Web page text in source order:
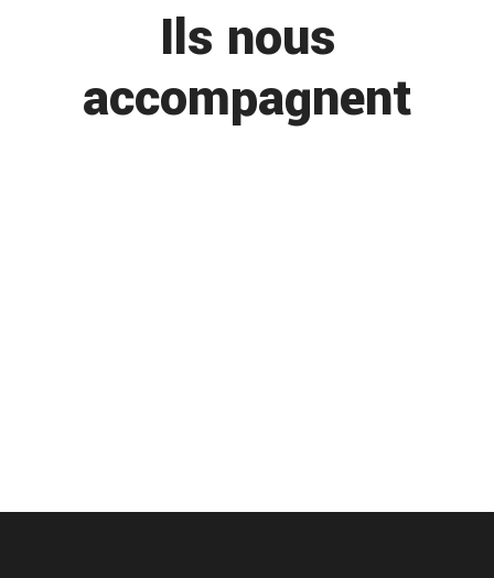
Ils nous
accompagnent